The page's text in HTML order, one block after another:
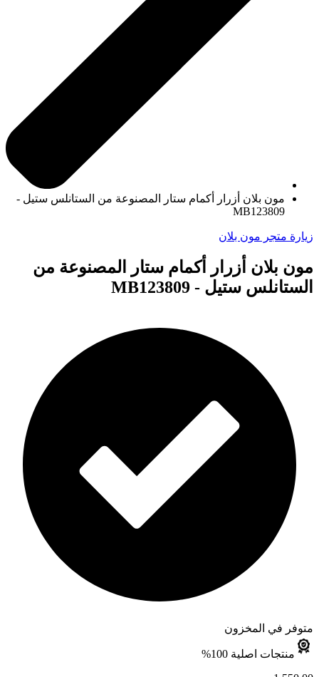
مون بلان أزرار أكمام ستار المصنوعة من الستانلس ستيل -
MB123809
زيارة متجر مون بلان
مون بلان أزرار أكمام ستار المصنوعة من
الستانلس ستيل - MB123809
متوفر في المخزون
منتجات اصلية 100%